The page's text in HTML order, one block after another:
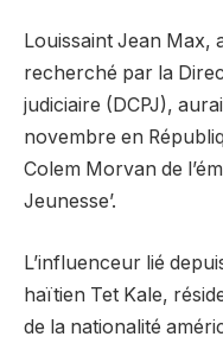
Louissaint Jean Max,
recherché par la
judiciaire (DCPJ),
novembre en
Colem Morvan de
Jeunesse’.
L’influenceur lié
haïtien Tet Kale,
de la nationalité